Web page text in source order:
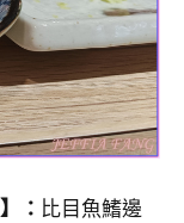
： 比目魚鰭邊